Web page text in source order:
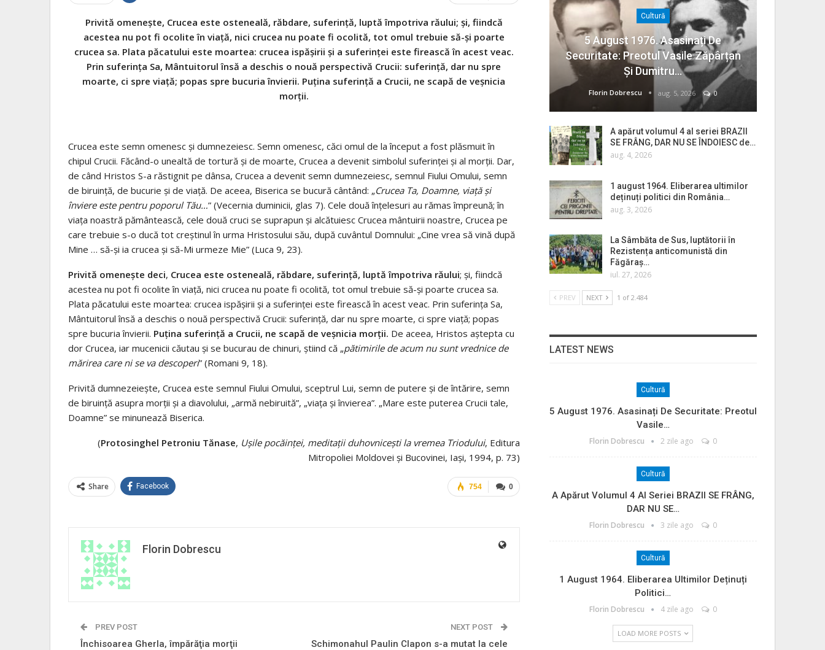
Privită omeneşte, Crucea este osteneală, răbdare, suferinţă, luptă împotriva răului; şi, fiindcă
acestea nu pot fi ocolite în viaţă, nici crucea nu poate fi ocolită, tot omul trebuie să-şi poarte
crucea sa. Plata păcatului este moartea: crucea ispăşirii şi a suferinţei este firească în acest veac.
Prin suferinţa Sa, Mântuitorul însă a deschis o nouă perspectivă Crucii: suferinţă, dar nu spre
moarte, ci spre viaţă; popas spre bucuria învierii. Puţina suferinţă a Crucii, ne scapă de veşnicia
morţii.
Crucea este semn omenesc și dumnezeiesc. Semn omenesc, căci omul de la început a fost plăsmuit în
chipul Crucii. Făcând-o unealtă de tortură şi de moarte, Crucea a devenit simbolul suferinţei şi al morţii. Dar,
de când Hristos S-a răstignit pe dânsa, Crucea a devenit semn dumnezeiesc, semnul Fiului Omului, semn
de biruinţă, de bucurie şi de viaţă. De aceea, Biserica se bucură cântând: „Crucea Ta, Doamne, viaţă şi
înviere este pentru poporul Tău…” (Vecernia duminicii, glas 7). Cele două înţelesuri au rămas împreună; în
viaţa noastră pământească, cele două cruci se suprapun şi alcătuiesc Crucea mântuirii noastre, Crucea pe
care trebuie s-o ducă tot creştinul în urma Hristosului său, după cuvântul Domnului: „Cine vrea să vină după
Mine … să-și ia crucea și să-Mi urmeze Mie” (Luca 9, 23).
Privită omeneşte deci, Crucea este osteneală, răbdare, suferinţă, luptă împotriva răului; şi, fiindcă
acestea nu pot fi ocolite în viaţă, nici crucea nu poate fi ocolită, tot omul trebuie să-şi poarte crucea sa.
Plata păcatului este moartea: crucea ispăşirii şi a suferinţei este firească în acest veac. Prin suferinţa Sa,
Mântuitorul însă a deschis o nouă perspectivă Crucii: suferinţă, dar nu spre moarte, ci spre viaţă; popas
spre bucuria învierii. Puţina suferinţă a Crucii, ne scapă de veşnicia morţii. De aceea, Hristos aştepta cu
dor Crucea, iar mucenicii căutau şi se bucurau de chinuri, ştiind că „pătimirile de acum nu sunt vrednice de
mărirea care ni se va descoperi” (Romani 9, 18).
Privită dumnezeieşte, Crucea este semnul Fiului Omului, sceptrul Lui, semn de putere şi de întărire, semn
de biruinţă asupra morţii şi a diavolului, „armă nebiruită”, „viaţa şi învierea”. „Mare este puterea Crucii tale,
Doamne” se minunează Biserica.
(Protosinghel Petroniu Tănase, Ușile pocăinței, meditații duhovnicești la vremea Triodului, Editura
Mitropoliei Moldovei și Bucovinei, Iași, 1994, p. 73)
0
754
Share Facebook
Florin Dobrescu
PREV POST
Închisoarea Gherla, împărăţia morţii
NEXT POST
Schimonahul Paulin Clapon s-a mutat la cele
Cultură
5 August 1976. Asasinați De
Securitate: Preotul Vasile Zăpârțan
Și Dumitru…
Florin Dobrescu aug. 5, 2026 0
A apărut volumul 4 al seriei BRAZII
SE FRÂNG, DAR NU SE ÎNDOIESC de…
aug. 4, 2026
1 august 1964. Eliberarea ultimilor
deținuți politici din România…
aug. 3, 2026
La Sâmbăta de Sus, luptătorii în
Rezistența anticomunistă din
Făgăraș…
iul. 27, 2026
PREV NEXT 1 of 2.484
LATEST NEWS
Cultură
5 August 1976. Asasinați De Securitate: Preotul
Vasile…
Florin Dobrescu 2 zile ago 0
Cultură
A Apărut Volumul 4 Al Seriei BRAZII SE FRÂNG,
DAR NU SE…
Florin Dobrescu 3 zile ago 0
Cultură
1 August 1964. Eliberarea Ultimilor Deținuți
Politici…
Florin Dobrescu 4 zile ago 0
LOAD MORE POSTS